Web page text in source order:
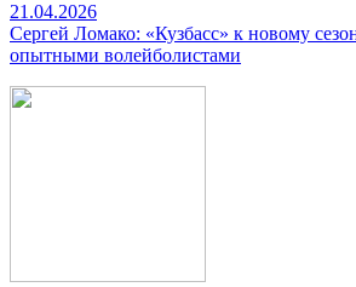
21.04.2026
Сергей Ломако: «Кузбасс» к новому
опытными волейболистами